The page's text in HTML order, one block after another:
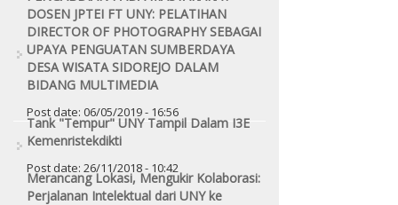
DOSEN JPTEI FT UNY: PELATIHAN
DIRECTOR OF PHOTOGRAPHY SEBAGAI
UPAYA PENGUATAN SUMBERDAYA
DESA WISATA SIDOREJO DALAM
BIDANG MULTIMEDIA
Post date: 06/05/2019 - 16:56
Tank "Tempur" UNY Tampil Dalam I3E
Kemenristekdikti
Post date: 26/11/2018 - 10:42
Merancang Lokasi, Mengukir Kolaborasi:
Perjalanan Intelektual dari UNY ke